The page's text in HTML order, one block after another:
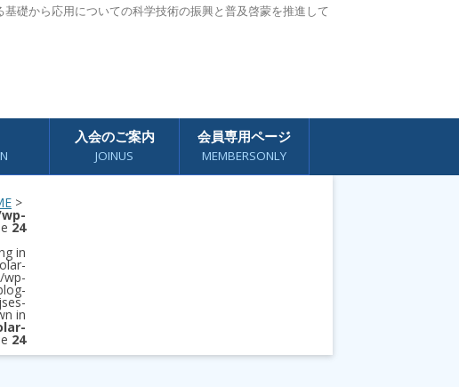
礎から応用についての科学技術の振興と普及啓蒙を推進して
入会のご案内
JOINUS
会員専用ページ
MEMBERSONLY
>
24
in
wp-
in
24